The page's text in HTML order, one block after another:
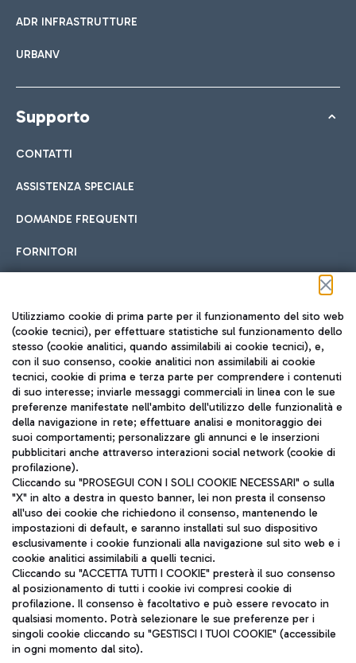
ADR INFRASTRUTTURE
URBANV
Supporto
CONTATTI
ASSISTENZA SPECIALE
DOMANDE FREQUENTI
FORNITORI
Seguici sui social
TRAVEL JOURNAL
ITA
Aeroporti di Roma S.p.A. - Società soggetta a direzione e
coordinamento di Mundys S.p.A.
Codice fiscale e Registro delle Imprese di Roma 13032990155 P.
IVA 06572251004
Capitale sociale 62.224.743,00 int. vers.
Sede legale: Via Pier Paolo Racchetti 1 - 00054 Fiumicino (RM)
telefono +39 06 65951
Utilizziamo cookie di prima parte per il funzionamento del sito web
(cookie tecnici), per effettuare statistiche sul funzionamento dello
stesso (cookie analitici, quando assimilabili ai cookie tecnici), e,
con il suo consenso, cookie analitici non assimilabili ai cookie
tecnici, cookie di prima e terza parte per comprendere i contenuti
di suo interesse; inviarle messaggi commerciali in linea con le sue
preferenze manifestate nell'ambito dell'utilizzo delle funzionalità e
della navigazione in rete; effettuare analisi e monitoraggio dei
suoi comportamenti; personalizzare gli annunci e le inserzioni
pubblicitari anche attraverso interazioni social network (cookie di
profilazione).
Cliccando su "PROSEGUI CON I SOLI COOKIE NECESSARI" o sulla
"X" in alto a destra in questo banner, lei non presta il consenso
all'uso dei cookie che richiedono il consenso, mantenendo le
impostazioni di default, e saranno installati sul suo dispositivo
esclusivamente i cookie funzionali alla navigazione sul sito web e i
cookie analitici assimilabili a quelli tecnici.
Cliccando su "ACCETTA TUTTI I COOKIE" presterà il suo consenso
al posizionamento di tutti i cookie ivi compresi cookie di
profilazione. Il consenso è facoltativo e può essere revocato in
qualsiasi momento. Potrà selezionare le sue preferenze per i
singoli cookie cliccando su "GESTISCI I TUOI COOKIE" (accessibile
in ogni momento dal sito).